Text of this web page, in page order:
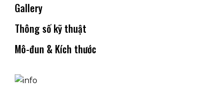
Gallery
Thông số kỹ thuật
Mô-đun & Kích thước